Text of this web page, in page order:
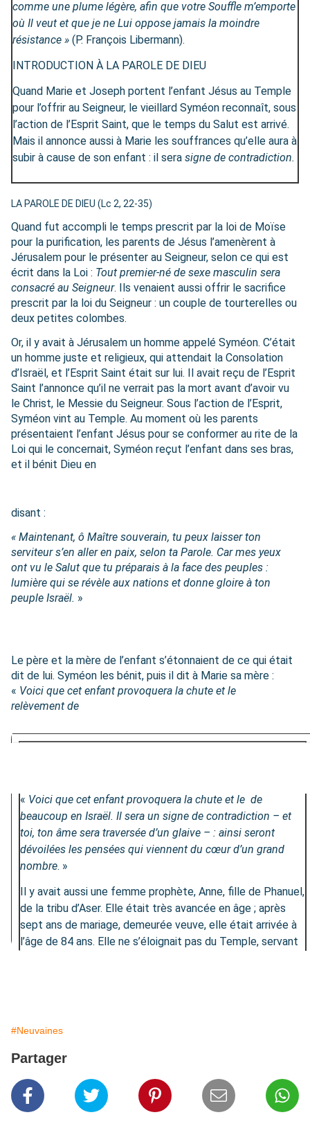
comme une plume légère, afin que votre Souffle m’emporte
où Il veut et que je ne Lui oppose jamais la moindre
résistance » (P. François Libermann).
INTRODUCTION À LA PAROLE DE DIEU
Quand Marie et Joseph portent l’enfant Jésus au Temple
pour l’offrir au Seigneur, le vieillard Syméon reconnaît, sous
l’action de l’Esprit Saint, que le temps du Salut est arrivé.
Mais il annonce aussi à Marie les souffrances qu’elle aura à
subir à cause de son enfant : il sera signe de contradiction.
LA PAROLE DE DIEU (Lc 2, 22-35)
Quand fut accompli le temps prescrit par la loi de Moïse
pour la purification, les parents de Jésus l’amenèrent à
Jérusalem pour le présenter au Seigneur, selon ce qui est
écrit dans la Loi : Tout premier-né de sexe masculin sera
consacré au Seigneur. Ils venaient aussi offrir le sacrifice
prescrit par la loi du Seigneur : un couple de tourterelles ou
deux petites colombes.
Or, il y avait à Jérusalem un homme appelé Syméon. C’était
un homme juste et religieux, qui attendait la Consolation
d’Israël, et l’Esprit Saint était sur lui. Il avait reçu de l’Esprit
Saint l’annonce qu’il ne verrait pas la mort avant d’avoir vu
le Christ, le Messie du Seigneur. Sous l’action de l’Esprit,
Syméon vint au Temple. Au moment où les parents
présentaient l’enfant Jésus pour se conformer au rite de la
Loi qui le concernait, Syméon reçut l’enfant dans ses bras,
et il bénit Dieu en
disant :
« Maintenant, ô Maître souverain, tu peux laisser ton
serviteur s’en aller en paix, selon ta Parole. Car mes yeux
ont vu le Salut que tu préparais à la face des peuples :
lumière qui se révèle aux nations et donne gloire à ton
peuple Israël. »
Le père et la mère de l’enfant s’étonnaient de ce qui était
dit de lui. Syméon les bénit, puis il dit à Marie sa mère :
« Voici que cet enfant provoquera la chute et le
relèvement de
« Voici que cet enfant provoquera la chute et le de
beaucoup en Israël. Il sera un signe de contradiction – et
toi, ton âme sera traversée d’un glaive – : ainsi seront
dévoilées les pensées qui viennent du cœur d’un grand
nombre. »
Il y avait aussi une femme prophète, Anne, fille de Phanuel,
de la tribu d’Aser. Elle était très avancée en âge ; après
sept ans de mariage, demeurée veuve, elle était arrivée à
l’âge de 84 ans. Elle ne s’éloignait pas du Temple, servant
Lorsqu’ils eurent achevé tout ce que prescrivait la loi du
Nazareth. L’enfant, lui, grandissait et se fortifiait, rempli de
sagesse, et la grâce de Dieu était sur lui.
MÉDITATION
#Neuvaines
Partager